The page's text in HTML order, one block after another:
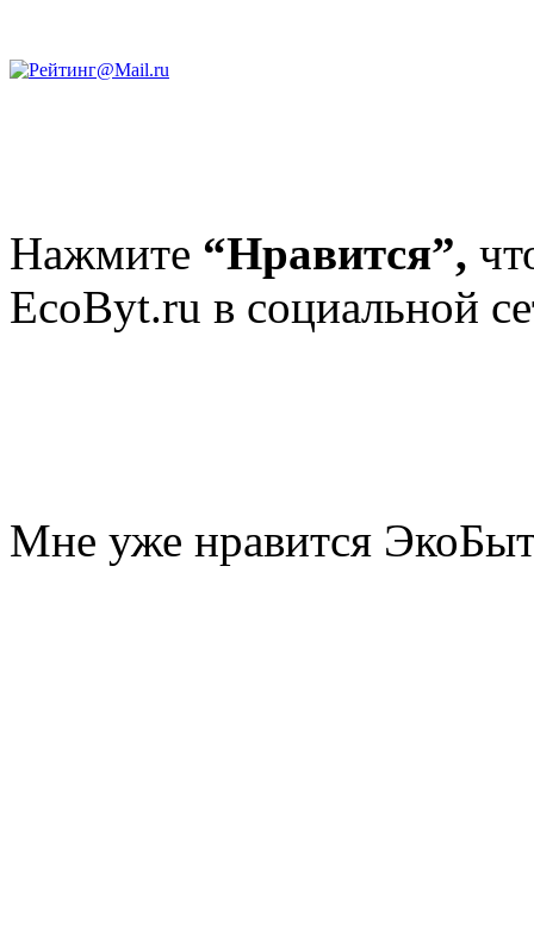
Нажмите “Нравится”,
EcoByt.ru в социальной
Мне уже нравится